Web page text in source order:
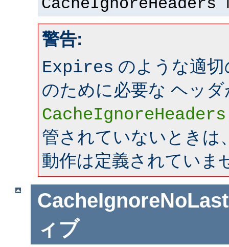
CacheIgnoreHeaders
警告:
Expires のような適
のために必要な ヘッダ
CacheIgnoreHeaders
管されていないときは
動作は定義されていま
ィブ